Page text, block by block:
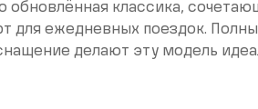
обновлённая классика,
для ежедневных поездок.
делают эту модель